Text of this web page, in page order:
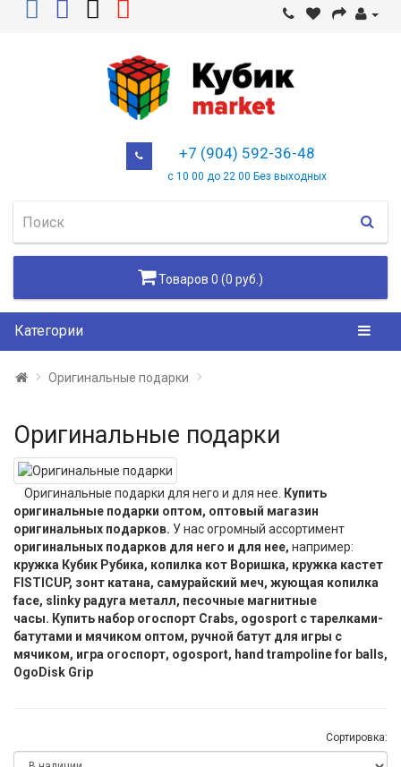
+7 (904) 592-36-48
с 10 00 до 22 00 Без выходных
Товаров 0 (0 руб.)
Категории
Оригинальные подарки
Оригинальные подарки
Оригинальные подарки для него и для нее.
Купить
оригинальные подарки оптом, оптовый магазин
оригинальных подарков. У нас огромный ассортимент
оригинальных подарков для него и для нее, например:
кружка Кубик Рубика, копилка кот Воришка, кружка кастет
FISTICUP, зонт катана, самурайский меч, жующая копилка
face, slinky радуга металл, песочные магнитные
часы. Купить набор огоспорт Crabs, ogosport с тарелками-
батутами и мячиком оптом, ручной батут для игры с
мячиком, игра огоспорт, ogosport, hand trampoline for balls,
OgoDisk Grip
Сортировка: